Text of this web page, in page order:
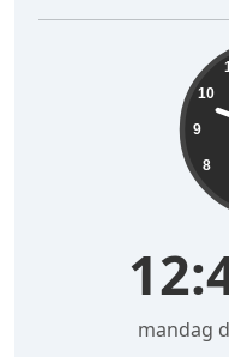
8
9
10
mandag